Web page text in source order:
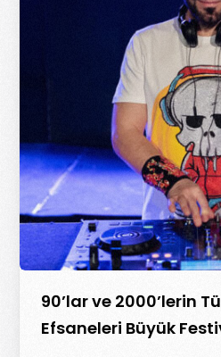
90’lar ve 2000’lerin
Efsaneleri Büyük